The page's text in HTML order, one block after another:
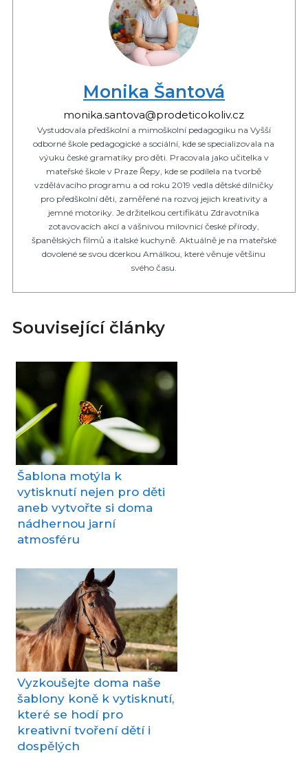
Monika Šantová
monika.santova@prodeticokoliv.cz
Vystudovala předškolní a mimoškolní pedagogiku na Vyšší
odborné škole pedagogické a sociální, kde se specializovala na
výuku české gramatiky pro děti. Pracovala jako učitelka v
mateřské škole v Praze Řepy, kde se podílela na tvorbě
vzdělávacího programu a od roku 2019 vedla dětské dílničky
pro předškolní děti, zaměřené na rozvoj jejich kreativity a
jemné motoriky. Je držitelkou certifikátu Zdravotníka
zotavovacích akcí a vášnivou milovnicí české přírody,
španělských filmů a italské kuchyně. Aktuálně je na mateřské
dovolené se svou dcerkou Amálkou, které věnuje většinu
svého času.
Související články
Šablona motýla k
vytisknutí nejen pro děti
aneb vytvořte si doma
nádhernou jarní
atmosféru
Vyzkoušejte doma naše
šablony koně k vytisknutí,
které se hodí pro
kreativní tvoření dětí i
dospělých